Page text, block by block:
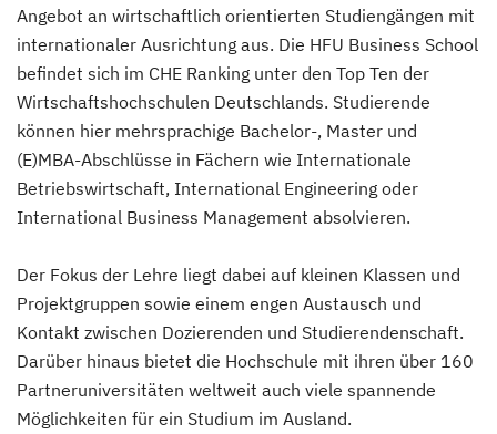
Angebot an wirtschaftlich orientierten Studiengängen mit
internationaler Ausrichtung aus. Die HFU Business School
befindet sich im CHE Ranking unter den Top Ten der
Wirtschaftshochschulen Deutschlands. Studierende
können hier mehrsprachige Bachelor-, Master und
(E)MBA-Abschlüsse in Fächern wie Internationale
Betriebswirtschaft, International Engineering oder
International Business Management absolvieren.
Der Fokus der Lehre liegt dabei auf kleinen Klassen und
Projektgruppen sowie einem engen Austausch und
Kontakt zwischen Dozierenden und Studierendenschaft.
Darüber hinaus bietet die Hochschule mit ihren über 160
Partneruniversitäten weltweit auch viele spannende
Möglichkeiten für ein Studium im Ausland.